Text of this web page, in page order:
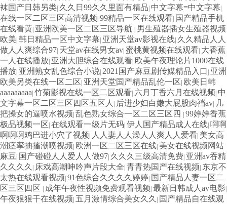
袜国产日韩另类| 久久日99久久里面有精品| 中文字幕=中文字幕|
在线一区二区三区高清视频| 99精品一区在线观看| 国产精品手机
在线看黄| 亚洲欧美一区二区三区导航 | 男生殖器插女生殖器视频
欧美| 韩日精品一区中文字幕| 亚洲天堂av影视在线| 久久精品人人
做人人爽综合97| 天堂av在线男女av| 蜜桃黄视频在线观看| 大香蕉
一人在线播放| 亚洲大胆综合在线观看| 欧美午夜理论片1000在线
播放| 亚洲熟女乱色综合小说| 2021国产麻豆剧传媒精品入口 | 亚洲
欧美另类在线一区二区| 亚洲天堂国产精品乱伦一区| 欧美日韩
aaaaaaaaa| 竹菊影视在线一区二区观看| 六月丁香六月在线视频| 中
文字幕一区二区三区四区五区人 | 后进少妇白嫩大屁股肉裆av| 几
把操女的逼喷水视频| 乱色熟女综合一区二区三区四 | 99婷婷香蕉
极品视频一区| 在线观看一级片无码| 伊人国产精品成人在线| 啊啊
啊啊啊鸡巴进小穴了视频| 人人妻人人澡人人爽人人爱看| 美女高
潮痉挛抽搐潮喷视频| 欧洲一区二区三区在线| 美女在线视频网站
麻豆 | 国产碰碰人人爱人人做97| 久久久三级高清免费| 亚洲av吞精
久久久久 | 床戏高潮呻吟声片段大全| 青青热国产在线视频| 东京不
太热在线观看视频| 91色综合久久久久婷婷| 国产精品人妻一区二
区三区四区 | 成年午夜性视频免费观看视频| 最新日韩成人av电影|
午夜狠狠干在线视频| 五月激情综合美女久久 | 国产精品自在线观